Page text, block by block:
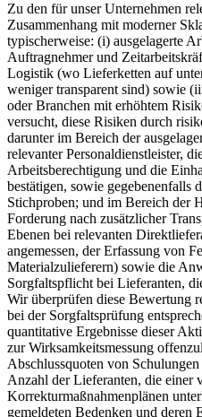
Zu den für unser Unternehmen
Zusammenhang mit moderner
typischerweise: (i) ausgelagerte
Auftragnehmer und
Logistik (wo Lieferketten auf
weniger transparent sind) sowie
oder Branchen mit erhöhtem
versucht, diese Risiken durch
darunter im Bereich der
relevanter Personaldienstleister,
Arbeitsberechtigung und die
bestätigen, sowie gegebenenfalls
Stichproben; und im Bereich der
Forderung nach zusätzlicher
Ebenen bei relevanten
angemessen, der Erfassung von
Materialzulieferern) sowie die
Sorgfaltspflicht bei Lieferanten,
Wir überprüfen diese Bewertung
bei der Sorgfaltsprüfung
quantitative Ergebnisse dieser
zur Wirksamkeitsmessung
Abschlussquoten von
Anzahl der Lieferanten, die einer
Korrekturmaßnahmenplänen
gemeldeten Bedenken und deren